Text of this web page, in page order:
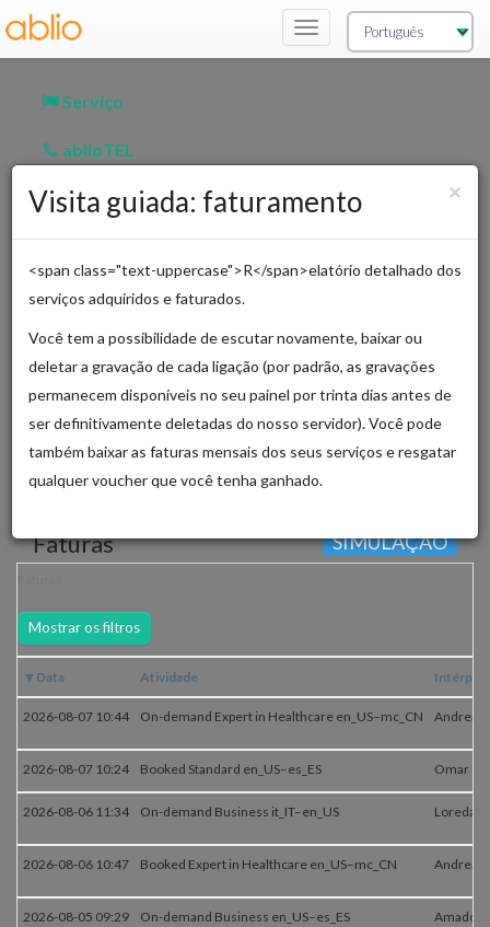
×
Visita guiada: faturamento
<span class="text-uppercase">R</span>elatório detalhado dos
serviços adquiridos e faturados.
Você tem a possibilidade de escutar novamente, baixar ou
deletar a gravação de cada ligação (por padrão, as gravações
permanecem disponíveis no seu painel por trinta dias antes de
ser definitivamente deletadas do nosso servidor). Você pode
também baixar as faturas mensais dos seus serviços e resgatar
qualquer voucher que você tenha ganhado.
Navegação
de
Serviço
ablioTEL
Horários agendados
Atividade
Avaliação
Faturamento
Contatos
Conta
SIMULAÇÃO
Faturas
Mostrar os filtros
Data Atividade
2026-08-07 10:44 On-demand Expert in Healthcare en_US–mc_CN Andrea
2026-08-07 10:24 Booked Standard en_US–es_ES Omar G.
2026-08-06 11:34 On-demand Business it_IT–en_US
2026-08-06 10:47 Booked Expert in Healthcare en_US–mc_CN Andrea
2026-08-05 09:29 On-demand Business en_US–es_ES Amado V.